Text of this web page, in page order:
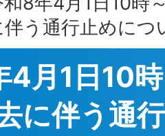
伴う通行止めにつ
4月1日10
に伴う通